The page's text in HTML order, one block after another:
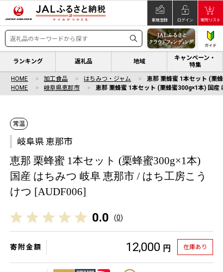
新規登録 ログイン 寄附リスト
ガイド
ランキング 返礼品 地域
キャンペーン・
特集
HOME 加工食品 はちみつ・ジャム
恵那 栗蜂蜜 1本セット (栗
HOME
岐阜県恵那市 恵那 栗蜂蜜 1本セット (栗蜂蜜300g×1本) 国
常温
岐阜県 恵那市
恵那 栗蜂蜜 1本セット (栗蜂蜜300g×1本)
国産 はちみつ 岐阜 恵那市 / はち工房こう
けつ [AUDF006]
0.0 (0)
寄附金額 12,000 円 在庫あり